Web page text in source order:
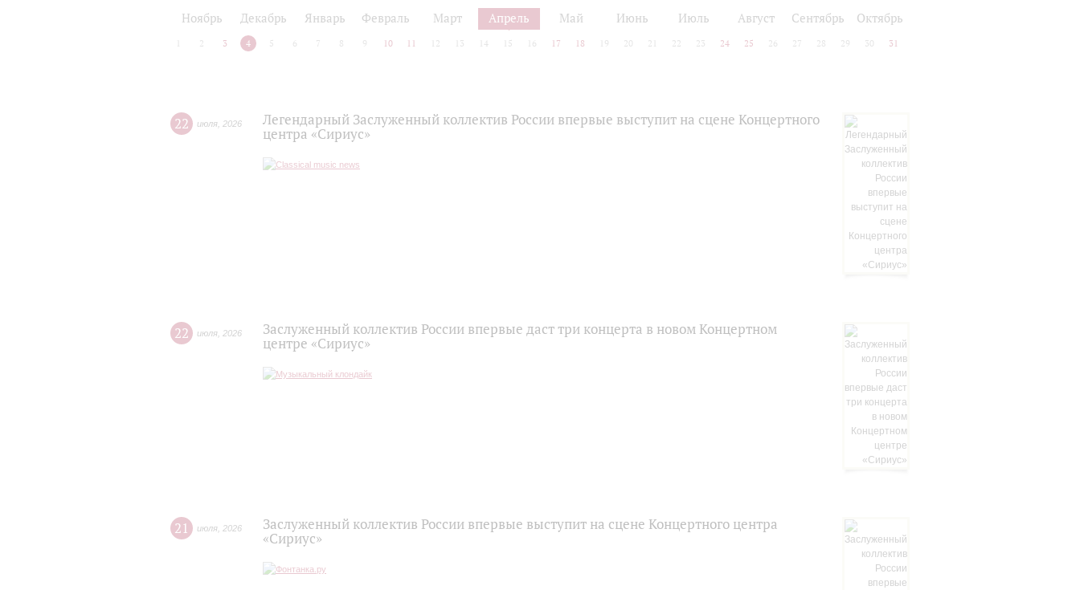
Ноябрь Декабрь Январь Февраль Март Апрель Май Июнь Июль Август Сентябрь Октябрь
2 3 4 5 6 7 8 9 10 11 12 13 14 15 16 17 18 19 20 21 22 23 24 25 26 27 28 29 30 31
22 июля 2026
Легендарный Заслуженный коллектив России впервые выступит на сцене Концертного
центра «Сириус»
22 июля 2026
Заслуженный коллектив России впервые даст три концерта в новом Концертном
центре «Сириус»
21 июля 2026
Заслуженный коллектив России впервые выступит на сцене Концертного центра
«Сириус»